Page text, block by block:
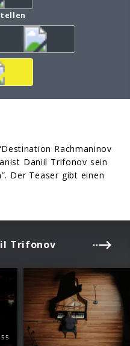
Rachmaninov
Daniil Trifonov sein
Der Teaser gibt einen
Trifonov